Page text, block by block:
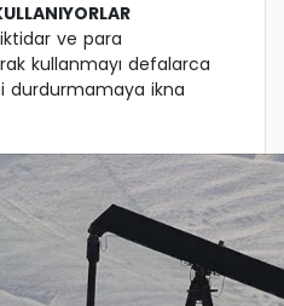
ve para
kullanmayı defalarca
durdurmamaya ikna